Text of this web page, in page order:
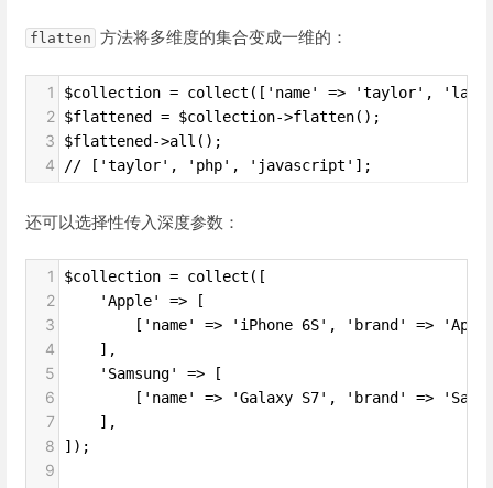
flatten 方法将多维度的集合变成一维的：
1 $collection = collect(['name' => 'taylor',
2 $flattened = $collection->flatten();
3 $flattened->all();
4 // ['taylor', 'php', 'javascript'];
还可以选择性传入深度参数：
1 $collection = collect([
2
    'Apple' => [
3
['name' => 'iPhone 6S', 'brand' =>
4
    ],
5
    'Samsung' => [
6
['name' => 'Galaxy S7', 'brand' =>
7
    ],
8 ]);
9